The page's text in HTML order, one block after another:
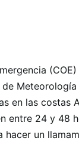
en las costas
entre 24 y 48
un